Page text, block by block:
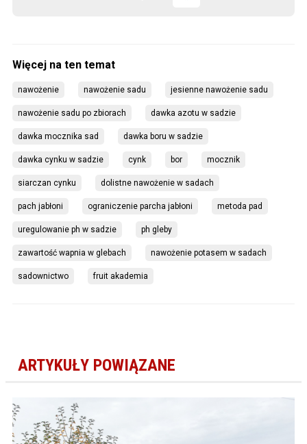
nawożenie nawożenie sadu jesienne nawożenie sadu
nawożenie sadu po zbiorach dawka azotu w sadzie
dawka mocznika sad dawka boru w sadzie
dawka cynku w sadzie cynk bor mocznik
siarczan cynku dolistne nawożenie w sadach
pach jabłoni ograniczenie parcha jabłoni metoda pad
uregulowanie ph w sadzie ph gleby
zawartość wapnia w glebach nawożenie potasem w sadach
sadownictwo fruit akademia
ARTYKUŁY POWIĄZANE